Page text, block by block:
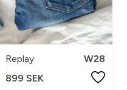
Replay
W28
899 SEK